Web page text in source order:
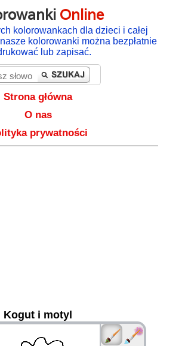
Online
kolorowankach dla dzieci i całej
kolorowanki można bezpłatnie
lub zapisać.
Strona główna
O nas
prywatności
Kogut i motyl